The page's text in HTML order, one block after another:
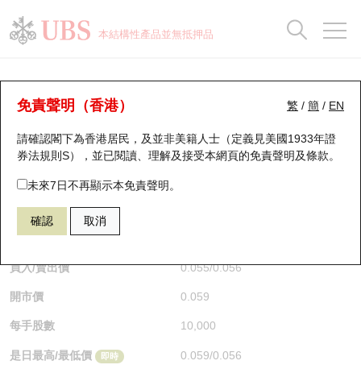
本結構性產品並無抵押品
繁 / 簡 / EN
免責聲明（香港）
請確認閣下為香港居民，及並非美籍人士（定義見美國1933年證
券法規則S），並已閱讀、理解及接受本網頁的免責聲明及條款。
未來7日不再顯示本免責聲明。
確認 取消
牛熊證分析儀
表現 街貨統計 比較
62812 瑞銀熊證 9992 泡泡瑪特
$0.056 0.002
買入/賣出價 0.055/0.056
開市價 0.059
每手股數 10,000
是日最高/最低價 即時 0.059/0.056
瑞銀認股證一覽
新發行瑞銀認股證
即將到期認股證
認股證到期結算價查詢
認股證分析儀
認股證速算機
街貨統計
比較
牛熊全景快搜
牛熊證搜尋
牛熊證街貨分佈圖
正股牛熊證列表
新發行瑞銀牛熊證
已收回牛熊證剩餘價值
街貨統計
比較
十大升幅/跌幅
十大認股證成交分佈
十天股證佔大市成交
資金流
街貨統計
三十大平均引伸波幅
正股分析儀
二十大活躍股份
恒指成份股
國指成份股
科指成份股
相關資產沽空
持股比重
顯示所有持股比重
每月輪證大市專題
輪證專欄
講座及教育短片
認股證投資者教育
牛熊證投資者教育
認股證牛熊證常問問題